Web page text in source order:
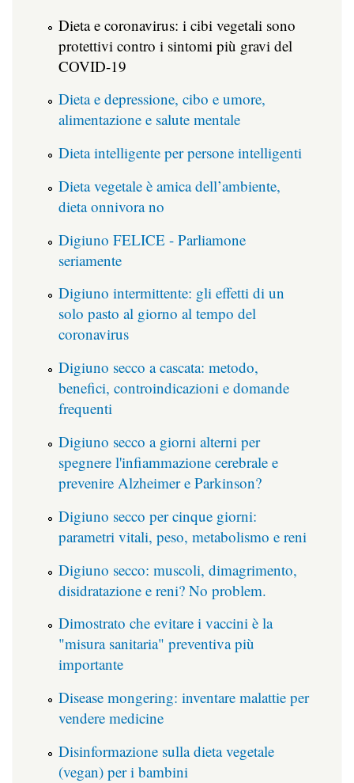
Dieta e coronavirus: i cibi vegetali sono
protettivi contro i sintomi più gravi del
COVID-19
Dieta e depressione, cibo e umore,
alimentazione e salute mentale
Dieta intelligente per persone intelligenti
Dieta vegetale è amica dell’ambiente,
dieta onnivora no
Digiuno FELICE - Parliamone
seriamente
Digiuno intermittente: gli effetti di un
solo pasto al giorno al tempo del
coronavirus
Digiuno secco a cascata: metodo,
benefici, controindicazioni e domande
frequenti
Digiuno secco a giorni alterni per
spegnere l'infiammazione cerebrale e
prevenire Alzheimer e Parkinson?
Digiuno secco per cinque giorni:
parametri vitali, peso, metabolismo e reni
Digiuno secco: muscoli, dimagrimento,
disidratazione e reni? No problem.
Dimostrato che evitare i vaccini è la
"misura sanitaria" preventiva più
importante
Disease mongering: inventare malattie per
vendere medicine
Disinformazione sulla dieta vegetale
(vegan) per i bambini